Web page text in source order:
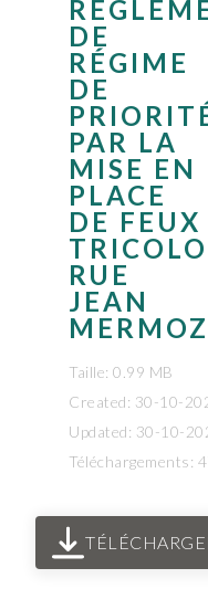
DE
RÉGIME
DE
PAR LA
MISE EN
PLACE
DE FEUX
RUE
JEAN
MERMOZ
Taille: 0.99 MB
Created: 30-10-
Updated: 30-10-
Téléchargements: